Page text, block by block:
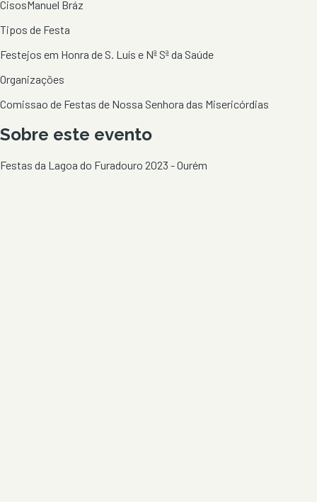
CisosManuel Bráz
Tipos de Festa
Festejos em Honra de S. Luís e Nª Sª da Saúde
Organizações
Comissao de Festas de Nossa Senhora das Misericórdias
Sobre este evento
Festas da Lagoa do Furadouro 2023 - Ourém